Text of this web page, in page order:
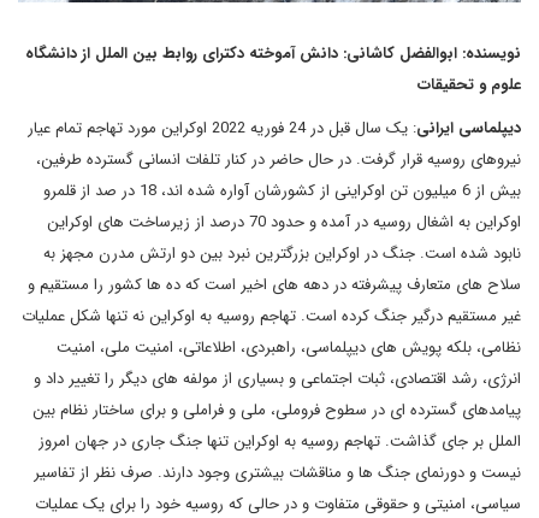
نویسنده: ابوالفضل کاشانی: دانش آموخته دکترای روابط بین الملل از دانشگاه
علوم و تحقیقات
دیپلماسی ایرانی
: یک سال قبل در 24 فوریه 2022 اوکراین مورد تهاجم تمام عیار
نیروهای روسیه قرار گرفت. در حال حاضر در کنار تلفات انسانی گسترده طرفین،
بیش از 6 میلیون تن اوکراینی از کشورشان آواره شده اند، 18 در صد از قلمرو
اوکراین به اشغال روسیه در آمده و حدود 70 درصد از زیرساخت های اوکراین
نابود شده است. جنگ در اوکراین بزرگترین نبرد بین دو ارتش مدرن مجهز به
سلاح های متعارف پیشرفته در دهه های اخیر است که ده ها کشور را مستقیم و
غیر مستقیم درگیر جنگ کرده است. تهاجم روسیه به اوکراین نه تنها شکل عملیات
نظامی، بلکه پویش های دیپلماسی، راهبردی، اطلاعاتی، امنیت ملی، امنیت
انرژی، رشد اقتصادی، ثبات اجتماعی و بسیاری از مولفه های دیگر را تغییر داد و
پیامدهای گسترده ای در سطوح فروملی، ملی و فراملی و برای ساختار نظام بین
الملل بر جای گذاشت. تهاجم روسیه به اوکراین تنها جنگ جاری در جهان امروز
نیست و دورنمای جنگ ها و مناقشات بیشتری وجود دارند. صرف نظر از تفاسیر
سیاسی، امنیتی و حقوقی متفاوت و در حالی که روسیه خود را برای یک عملیات